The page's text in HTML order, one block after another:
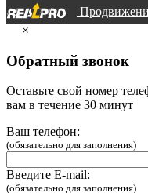
×
Обратный звонок
Оставьте свой номер
вам в течение 30 минут
Ваш телефон:
(обязательно для заполнения)
Введите E-mail:
(обязательно для заполнения)